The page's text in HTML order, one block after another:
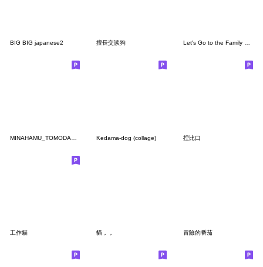
BIG BIG japanese2 擅長交談狗 Let's Go to the Family Restaurant.
Kedama-dog (collage) 捏比口
工作貓 貓，， 冒險的番茄